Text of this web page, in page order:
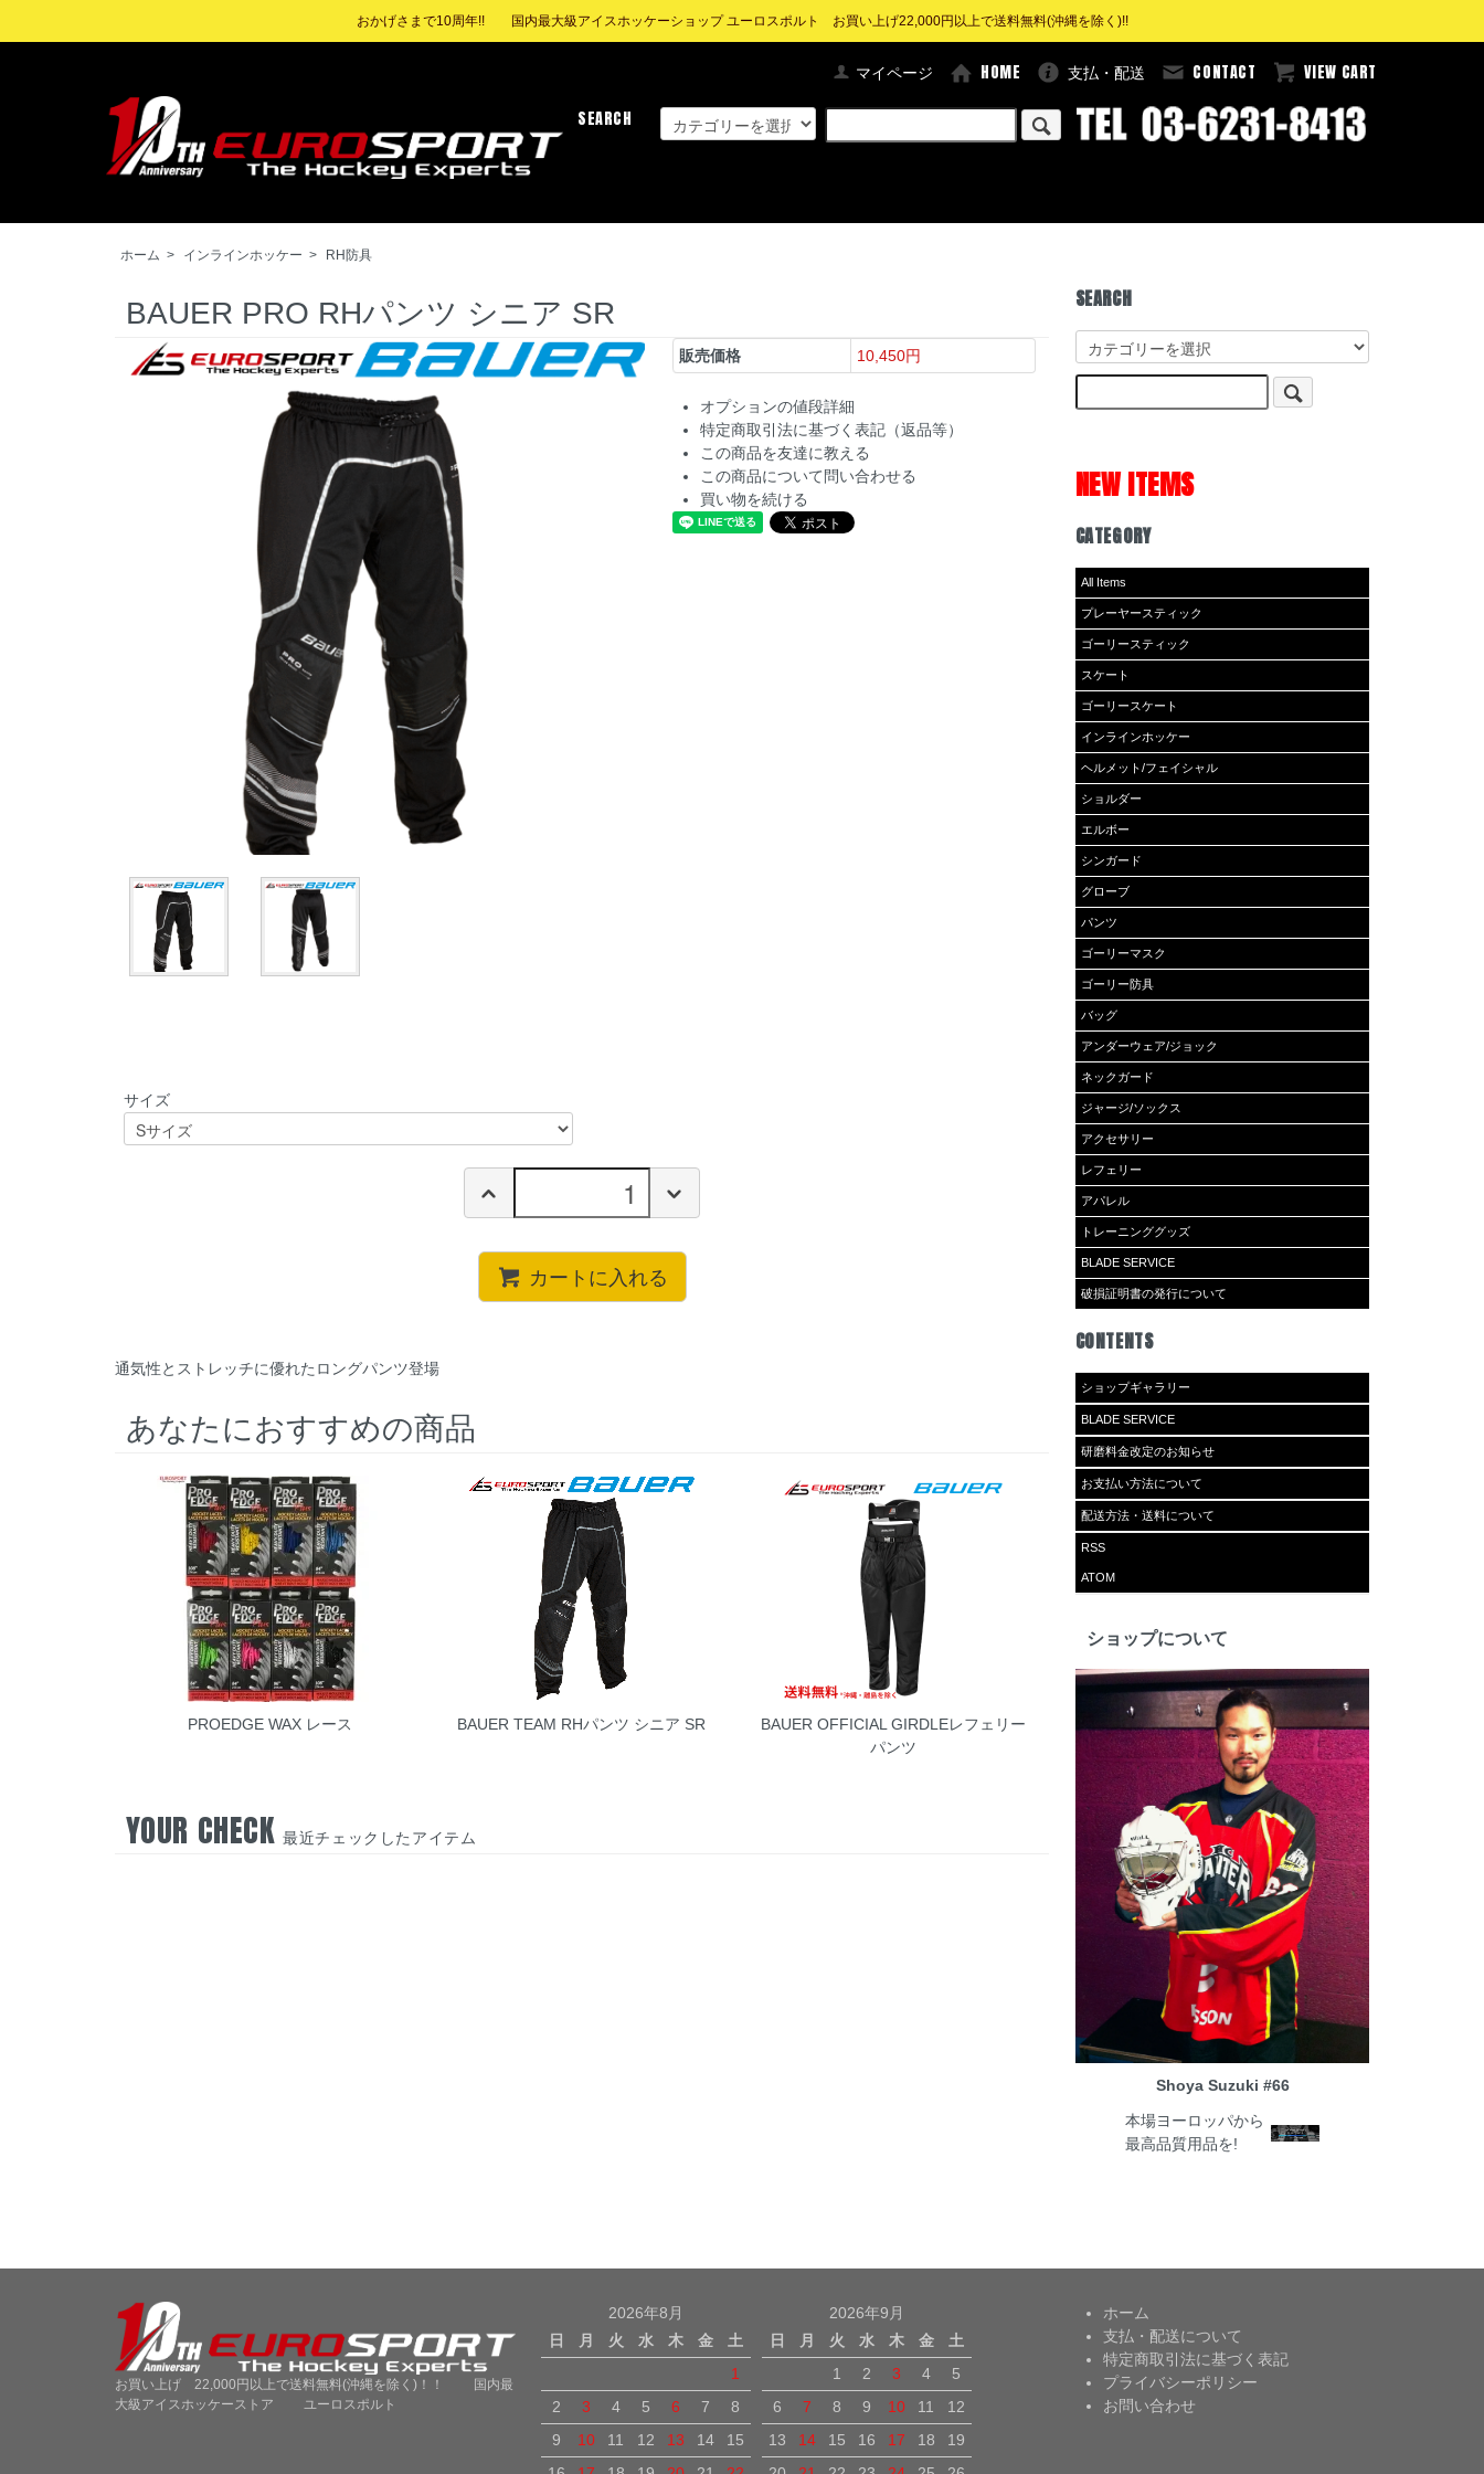
おかげさまで10周年!! 国内最大級アイスホッケーショップ ユーロスポルト お買い上げ22,000円以上で送料無料(沖縄を除く)!!
マイページ HOME 支払・配送 CONTACT VIEW CART
SEARCH
ホーム > インラインホッケー > RH防具
BAUER PRO RHパンツ シニア SR
販売価格 10,450円
オプションの値段詳細
特定商取引法に基づく表記（返品等）
この商品を友達に教える
この商品について問い合わせる
買い物を続ける
サイズ
カートに入れる
通気性とストレッチに優れたロングパンツ登場
あなたにおすすめの商品
PROEDGE WAX レース BAUER TEAM RHパンツ シニア SR
BAUER OFFICIAL GIRDLEレフェリー
パンツ
YOUR CHECK最近チェックしたアイテム
SEARCH
NEW ITEMS
CATEGORY
All Items
プレーヤースティック
ゴーリースティック
スケート
ゴーリースケート
インラインホッケー
ヘルメット/フェイシャル
ショルダー
エルボー
シンガード
グローブ
パンツ
ゴーリーマスク
ゴーリー防具
バッグ
アンダーウェア/ジョック
ネックガード
ジャージ/ソックス
アクセサリー
レフェリー
アパレル
トレーニンググッズ
BLADE SERVICE
破損証明書の発行について
CONTENTS
ショップギャラリー
BLADE SERVICE
研磨料金改定のお知らせ
お支払い方法について
配送方法・送料について
RSS
ATOM
ショップについて
Shoya Suzuki #66
本場ヨーロッパから
最高品質用品を!
お買い上げ 22,000円以上で送料無料(沖縄を除く)！！ 国内最
大級アイスホッケーストア ユーロスポルト
2026年8月
日
月 火 水 木 金
土
1
2
3 4 5 6 7
8
9
10 11 12 13 14
15
2026年9月
日
月 火 水 木 金
土
1
2 3 4
5
6
7 8 9 10 11
12
13
14 15 16 17 18
19
ホーム
支払・配送について
特定商取引法に基づく表記
プライバシーポリシー
お問い合わせ